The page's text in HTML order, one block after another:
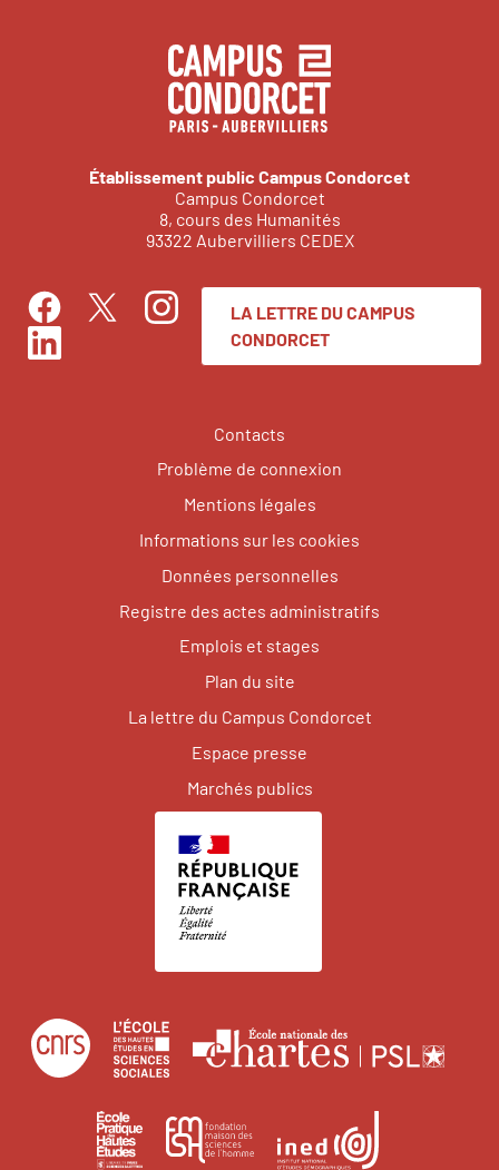
Établissement public Campus Condorcet
Campus Condorcet
8, cours des Humanités
93322 Aubervilliers CEDEX
FacebookTwitterInstagram
LinkedIn
LA LETTRE DU CAMPUS
CONDORCET
Contacts
Problème de connexion
Mentions légales
Informations sur les cookies
Données personnelles
Registre des actes administratifs
Emplois et stages
Plan du site
La lettre du Campus Condorcet
Espace presse
Marchés publics
Centre
national
la
École
des
études
École
pratique
Fondation
national